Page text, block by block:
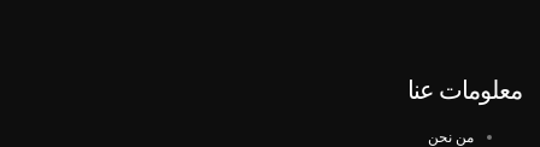
معلومات عنا
من نحن